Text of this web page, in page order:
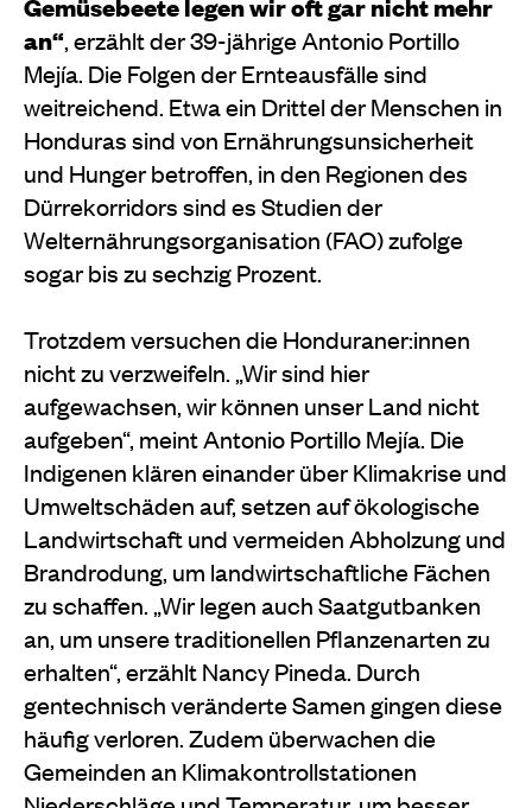
Gemüsebeete legen wir oft gar nicht mehr
an“, erzählt der 39-jährige Antonio Portillo
Mejía. Die Folgen der Ernteausfälle sind
weitreichend. Etwa ein Drittel der Menschen in
Honduras sind von Ernährungsunsicherheit
und Hunger betroffen, in den Regionen des
Dürrekorridors sind es Studien der
Welternährungsorganisation (FAO) zufolge
sogar bis zu sechzig Prozent.
Trotzdem versuchen die Honduraner:innen
nicht zu verzweifeln. „Wir sind hier
aufgewachsen, wir können unser Land nicht
aufgeben“, meint Antonio Portillo Mejía. Die
Indigenen klären einander über Klimakrise und
Umweltschäden auf, setzen auf ökologische
Landwirtschaft und vermeiden Abholzung und
Brandrodung, um landwirtschaftliche Fächen
zu schaffen. „Wir legen auch Saatgutbanken
an, um unsere traditionellen Pflanzenarten zu
erhalten“, erzählt Nancy Pineda. Durch
gentechnisch veränderte Samen gingen diese
häufig verloren. Zudem überwachen die
Gemeinden an Klimakontrollstationen